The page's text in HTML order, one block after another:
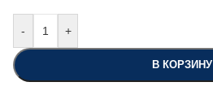
- +
В КОРЗИНУ